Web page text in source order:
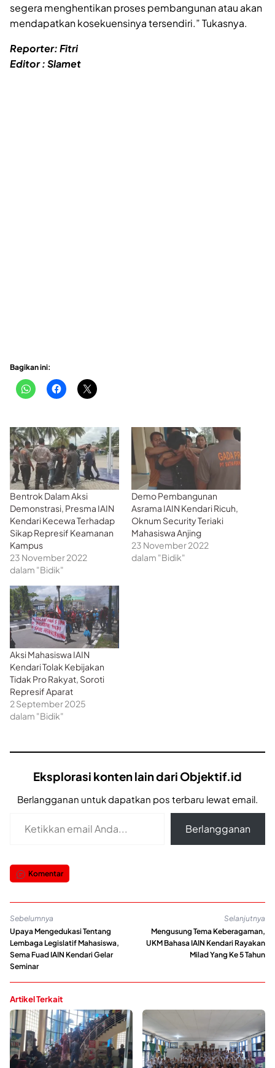
segera menghentikan proses pembangunan atau akan
mendapatkan kosekuensinya tersendiri.” Tukasnya.
Reporter: Fitri
Editor : Slamet
Bagikan ini:
Bentrok Dalam Aksi
Demonstrasi, Presma IAIN
Kendari Kecewa Terhadap
Sikap Represif Keamanan
Kampus
23 November 2022
dalam "Bidik"
Demo Pembangunan
Asrama IAIN Kendari Ricuh,
Oknum Security Teriaki
Mahasiswa Anjing
23 November 2022
dalam "Bidik"
Aksi Mahasiswa IAIN
Kendari Tolak Kebijakan
Tidak Pro Rakyat, Soroti
Represif Aparat
2 September 2025
dalam "Bidik"
Eksplorasi konten lain dari Objektif.id
Berlangganan untuk dapatkan pos terbaru lewat email.
Berlangganan
Komentar
Sebelumnya
Upaya Mengedukasi Tentang
Lembaga Legislatif Mahasiswa,
Sema Fuad IAIN Kendari Gelar
Seminar
Selanjutnya
Mengusung Tema Keberagaman,
UKM Bahasa IAIN Kendari Rayakan
Milad Yang Ke 5 Tahun
Artikel Terkait